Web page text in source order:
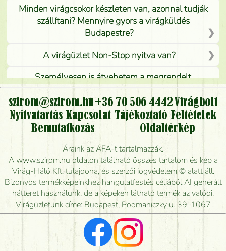
Minden virágcsokor készleten van, azonnal tudják
szállítani? Mennyire gyors a virágküldés
Budapestre?
A virágüzlet Non-Stop nyitva van?
Személyesen is átvehetem a megrendelt
virágcsokrot, vagy csak virágküldéssel, kiszállítással
kérhető?
Vidékre is lehet rendelni?
Meddig rendelhetek virágküldést úgy, hogy még ma
kiszállítsák?
Mennyire gyorsan tudják elkészíteni a csokrot, és
mikor tudják leghamarabb kiszállítani?
Vörös rózsát keresek, van önöknél?
Milyen visszajelzést kapok a virágküldésről?
szirom@szirom.hu+36 70 506 4442Virágbolt
Nyitvatartás Kapcsolat Tájékoztató Feltételek
Bemutatkozás
Oldaltérkép
Áraink az ÁFA-t tartalmazzák.
A www.szirom.hu oldalon található összes tartalom és kép a
Virág-Háló Kft. tulajdona, és szerzői jogvédelem © alatt áll.
Bizonyos termékképeinkhez hangulatfestés céljából AI generált
hátteret használunk, de a képeken látható termék az valódi.
Virágüzletünk címe: Budapest, Podmaniczky u. 39. 1067